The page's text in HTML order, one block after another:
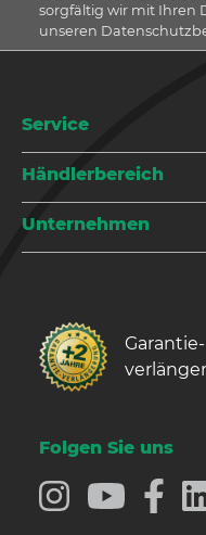
sorgfältig wir mit Ihren
unseren
Service
Händlerbereich
Unternehmen
Garantie­
Folgen Sie uns